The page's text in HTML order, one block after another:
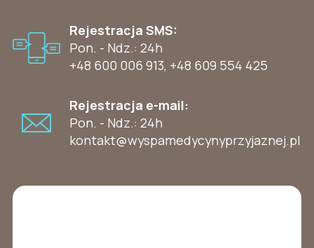
Rejestracja SMS:
Pon. - Ndz.: 24h
+48 600 006 913, +48 609 554 425
Rejestracja e-mail:
Pon. - Ndz.: 24h
kontakt@wyspamedycynyprzyjaznej.pl